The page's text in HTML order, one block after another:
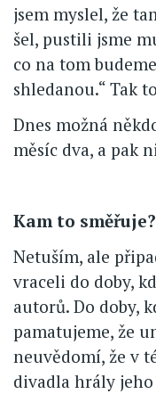
jsem myslel, že
šel, pustili jsme
co na tom
shledanou.“ Tak
Dnes možná
měsíc dva, a pak
Kam to směřuje?
Netuším, ale
vraceli do doby,
autorů. Do doby,
pamatujeme, že
neuvědomí, že v
divadla hrály